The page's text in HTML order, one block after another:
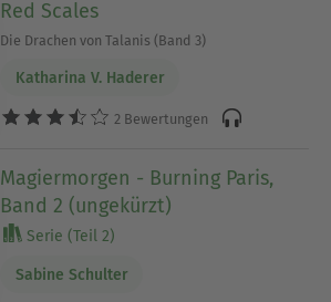
Red Scales
Die Drachen von Talanis (Band 3)
Katharina V. Haderer
2 Bewertungen
Magiermorgen - Burning Paris,
Band 2 (ungekürzt)
Serie (Teil 2)
Sabine Schulter